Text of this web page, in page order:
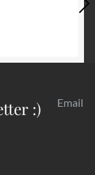
:) Email